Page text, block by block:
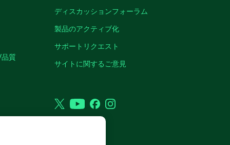
質
ディスカッションフォーラム
製品のアクティブ化
サポートリクエスト
サイトに関するご意見
TwitterYouTubeFacebookInstagram